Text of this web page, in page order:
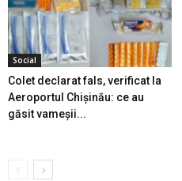
Social
Colet declarat fals, verificat la
Aeroportul Chișinău: ce au
găsit vameșii...